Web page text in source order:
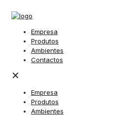
Empresa
Produtos
Ambientes
Contactos
✕
Empresa
Produtos
Ambientes